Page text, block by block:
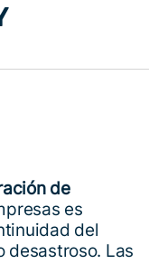
de
es
del
desastroso. Las